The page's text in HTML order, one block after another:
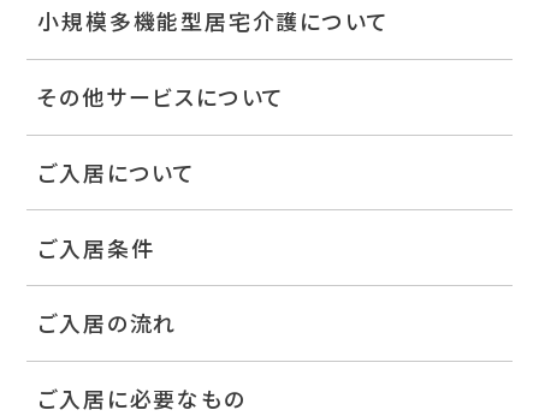
小規模多機能型居宅介護について
その他サービスについて
ご入居について
ご入居条件
ご入居の流れ
ご入居に必要なもの